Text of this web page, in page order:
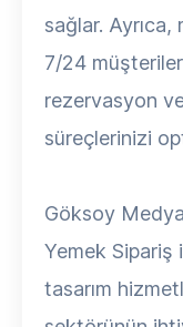
sağlar.
7/24
rezervasyon
süreçlerinizi
Göksoy
Yemek
tasarım